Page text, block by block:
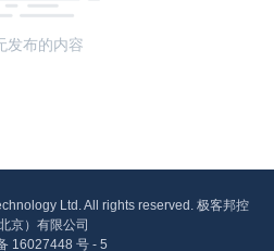
发布的内容
Ltd. All rights reserved. 极客邦控
京）有限公司
16027448 号 - 5